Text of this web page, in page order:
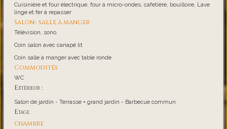
Cuisinière et four électrique, four à micro-ondes, cafetière, bouilloire, Lave
linge et fer à repasser
Salon- salle à manger
Télévision, sono.
Coin salon avec canapé lit
Coin salle à manger avec table ronde
Commodités
WC
Extérieur :
Salon de jardin - Terrasse + grand jardin - Barbecue commun
Etage
chambre